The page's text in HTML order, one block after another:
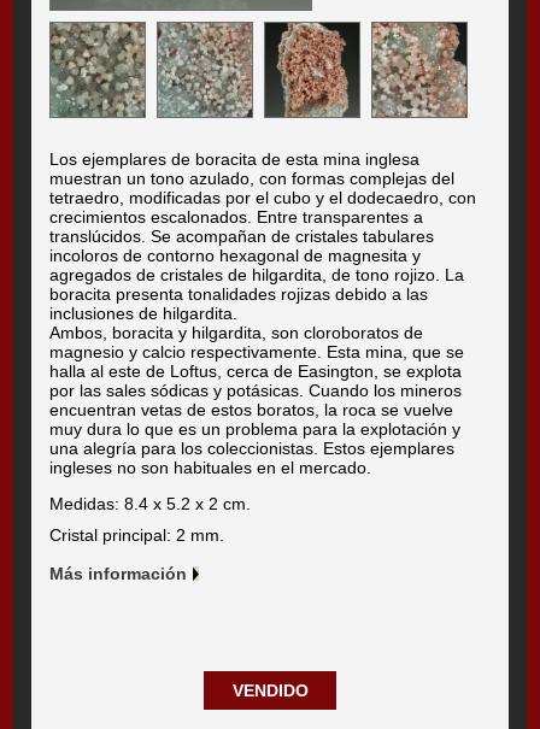
Los ejemplares de boracita de esta mina inglesa
muestran un tono azulado, con formas complejas del
tetraedro, modificadas por el cubo y el dodecaedro, con
crecimientos escalonados. Entre transparentes a
translúcidos. Se acompañan de cristales tabulares
incoloros de contorno hexagonal de magnesita y
agregados de cristales de hilgardita, de tono rojizo. La
boracita presenta tonalidades rojizas debido a las
inclusiones de hilgardita.
Ambos, boracita y hilgardita, son cloroboratos de
magnesio y calcio respectivamente. Esta mina, que se
halla al este de Loftus, cerca de Easington, se explota
por las sales sódicas y potásicas. Cuando los mineros
encuentran vetas de estos boratos, la roca se vuelve
muy dura lo que es un problema para la explotación y
una alegría para los coleccionistas. Estos ejemplares
ingleses no son habituales en el mercado.
Medidas: 8.4 x 5.2 x 2 cm.
Cristal principal: 2 mm.
Más información
VENDIDO